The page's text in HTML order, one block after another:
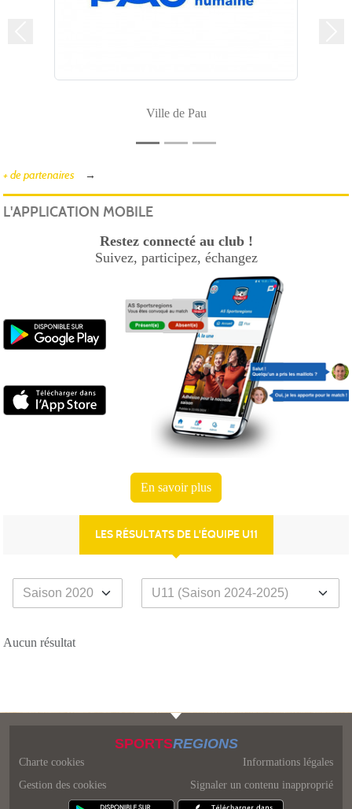
LES RÉSULTATS DE L'ÉQUIPE U11
Aucun résultat
Ville de Pau
+ de partenaires
L'APPLICATION MOBILE
Restez connecté au club !
Suivez, participez, échangez
En savoir plus
SPORTSREGIONS
Charte cookies
Gestion des cookies
Informations légales
Signaler un contenu inapproprié